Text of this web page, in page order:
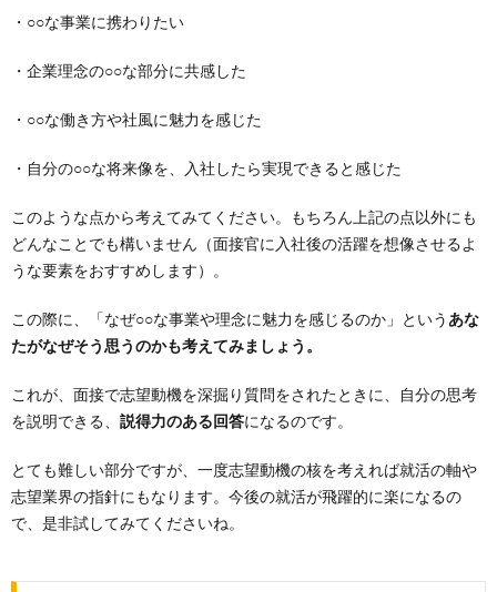
・○○な事業に携わりたい
・企業理念の○○な部分に共感した
・○○な働き方や社風に魅力を感じた
・自分の○○な将来像を、入社したら実現できると感じた
このような点から考えてみてください。もちろん上記の点以外にも
どんなことでも構いません（面接官に入社後の活躍を想像させるよ
うな要素をおすすめします）。
この際に、「なぜ○○な事業や理念に魅力を感じるのか」という あな
たがなぜそう思うのかも考えてみましょう。
これが、面接で志望動機を深掘り質問をされたときに、自分の思考
を説明できる、 説得力のある回答になるのです。
とても難しい部分ですが、一度志望動機の核を考えれば就活の軸や
志望業界の指針にもなります。今後の就活が飛躍的に楽になるの
で、是非試してみてくださいね。